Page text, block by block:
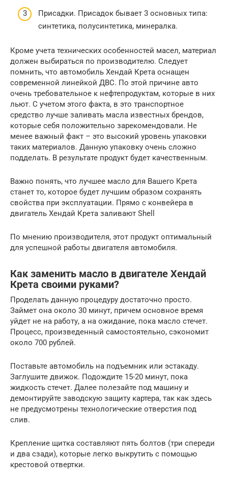
Присадки. Присадок бывает 3 основных типа:
синтетика, полусинтетика, минералка.
Кроме учета технических особенностей масел, материал
должен выбираться по производителю. Следует
помнить, что автомобиль Хендай Крета оснащен
современной линейкой ДВС. По этой причине авто
очень требовательное к нефтепродуктам, которые в них
льют. С учетом этого факта, в это транспортное
средство лучше заливать масла известных брендов,
которые себя положительно зарекомендовали. Не
менее важный факт – это высокий уровень упаковки
таких материалов. Данную упаковку очень сложно
подделать. В результате продукт будет качественным.
Важно понять, что лучшее масло для Вашего Крета
станет то, которое будет лучшим образом сохранять
свойства при эксплуатации. Прямо с конвейера в
двигатель Хендай Крета заливают Shell
По мнению производителя, этот продукт оптимальный
для успешной работы двигателя автомобиля.
Как заменить масло в двигателе Хендай
Крета своими руками?
Проделать данную процедуру достаточно просто.
Займет она около 30 минут, причем основное время
уйдет не на работу, а на ожидание, пока масло стечет.
Процесс, произведенный самостоятельно, сэкономит
около 700 рублей.
Поставьте автомобиль на подъемник или эстакаду.
Заглушите движок. Подождите 15-20 минут, пока
жидкость стечет. Далее полезайте под машину и
демонтируйте заводскую защиту картера, так как здесь
не предусмотрены технологические отверстия под
слив.
Крепление щитка составляют пять болтов (три спереди
и два сзади), которые легко выкрутить с помощью
крестовой отвертки.